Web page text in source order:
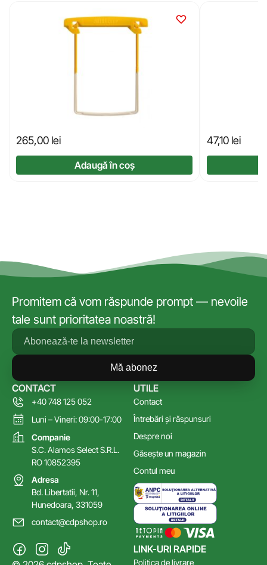
265,00 lei
Adaugă în coș
47,10 lei
Promitem că vom răspunde prompt — nevoile
tale sunt prioritatea noastră!
Mă abonez
LINK-URI RAPIDE
Politica de livrare
UTILE
Contact
Întrebări și răspunsuri
Despre noi
Găsește un magazin
Contul meu
CONTACT
+40 748 125 052
Luni – Vineri: 09:00-17:00
Companie
S.C. Alamos Select S.R.L.
RO 10852395
Adresa
Bd. Libertatii, Nr. 11,
Hunedoara, 331059
contact@cdpshop.ro